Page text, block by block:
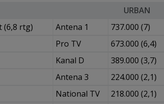
URBAN
(6,8 rtg) Antena 1
737.000 (7)
Pro TV
673.000 (6,4)
Kanal D
389.000 (3,7)
Antena 3
224.000 (2,1)
National TV
218.000 (2,1)